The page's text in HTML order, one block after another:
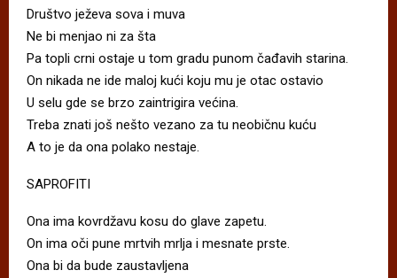
Društvo ježeva sova i muva
Ne bi menjao ni za šta
Pa topli crni ostaje u tom gradu punom čađavih starina.
On nikada ne ide maloj kući koju mu je otac ostavio
U selu gde se brzo zaintrigira većina.
Treba znati još nešto vezano za tu neobičnu kuću
A to je da ona polako nestaje.
SAPROFITI
Ona ima kovrdžavu kosu do glave zapetu.
On ima oči pune mrtvih mrlja i mesnate prste.
Ona bi da bude zaustavljena